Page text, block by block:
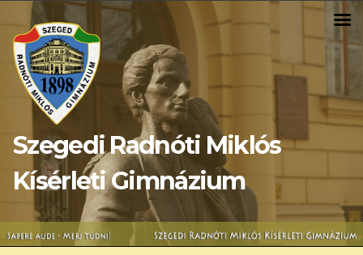
content
Szegedi Radnóti Miklós
Kísérleti Gimnázium